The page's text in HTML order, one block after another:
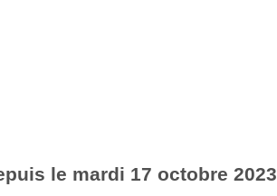
le mardi 17 octobre 2023